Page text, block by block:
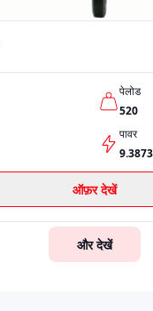
पेलोड
520
पावर
ऑफ़र देखें
और देखें